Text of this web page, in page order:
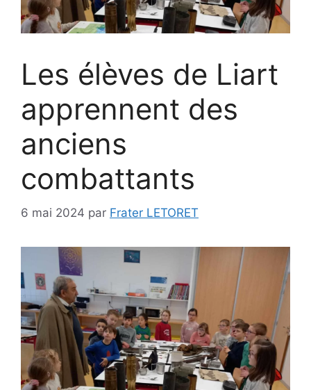
Les élèves de Liart
apprennent des
anciens
combattants
6 mai 2024 par Frater LETORET